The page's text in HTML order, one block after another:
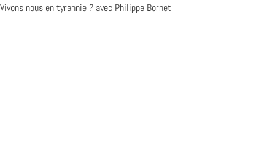
Vivons nous en tyrannie ? avec Philippe Bornet